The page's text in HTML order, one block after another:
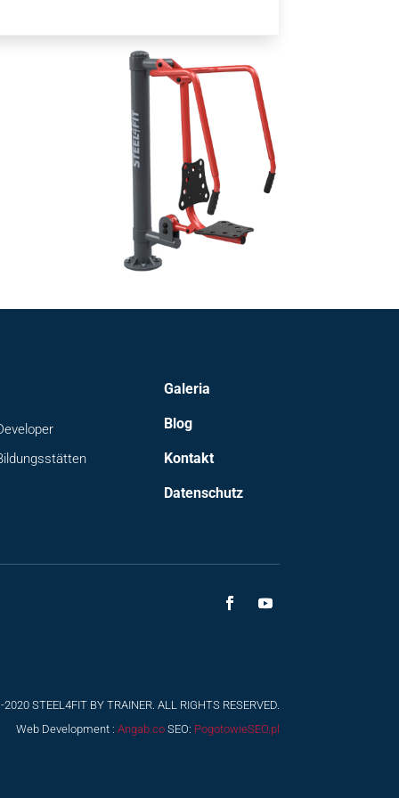
Galeria
Blog
Kontakt
Datenschutz
STEEL4FIT BY TRAINER. ALL RIGHTS RESERVED.
Web Development : Angab.coSEO: PogotowieSEO.pl